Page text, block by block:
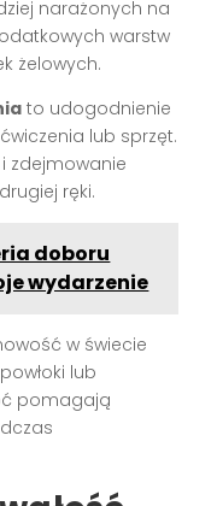
narażonych na
warstw
żelowych.
to udogodnienie
lub sprzęt.
i zdejmowanie
ręki.
doboru
wydarzenie
w świecie
lub
pomagają